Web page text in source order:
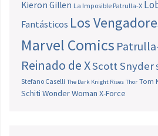
Kieron Gillen La Imposible Patrulla-X
Fantásticos Los
Marvel Comics
Reinado de XScott Snyder
Stefano Caselli The Dark Knight Rises Thor Tom
Schiti Wonder Woman X-Force